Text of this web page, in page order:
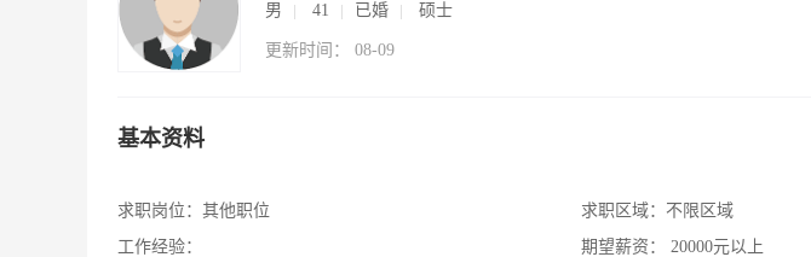
男 41 已婚 硕士
更新时间： 08-09
基本资料
求职岗位： 其他职位
工作经验：
求职区域： 不限区域
期望薪资：
20000元以上